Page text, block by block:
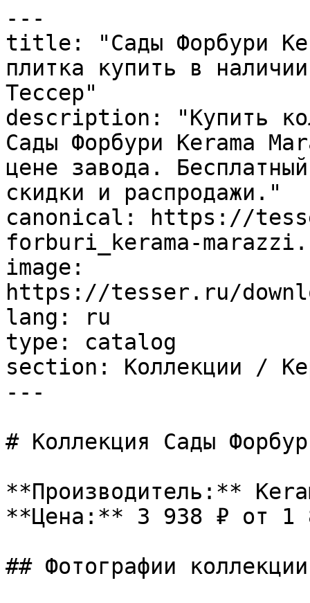
---
title: "Сады Форбури
плитка купить в
Тессер"
description: "Купить
Сады Форбури Kerama
цене завода.
скидки и распродажи."
canonical: https://
forburi_kerama-
image:
https://tesser.ru/
lang: ru
type: catalog
section: Коллекции /
---
# Коллекция Сады
**Производитель:**
**Цена:** 3 938 ₽ от 1
## Фотографии коллекции